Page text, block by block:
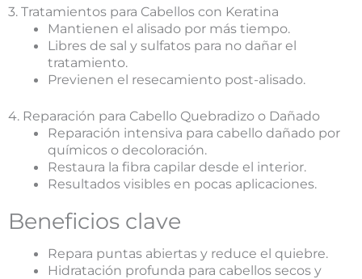
3. Tratamientos para Cabellos con Keratina
Mantienen el alisado por más tiempo.
Libres de sal y sulfatos para no dañar el
tratamiento.
Previenen el resecamiento post-alisado.
4. Reparación para Cabello Quebradizo o Dañado
Reparación intensiva para cabello dañado por
químicos o decoloración.
Restaura la fibra capilar desde el interior.
Resultados visibles en pocas aplicaciones.
Beneficios clave
Repara puntas abiertas y reduce el quiebre.
Hidratación profunda para cabellos secos y